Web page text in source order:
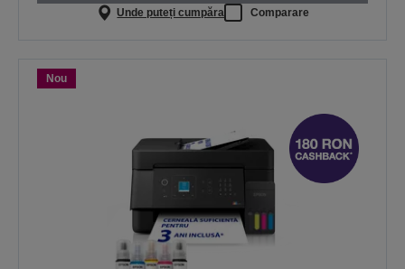
Unde puteți cumpăra Comparare
Nou